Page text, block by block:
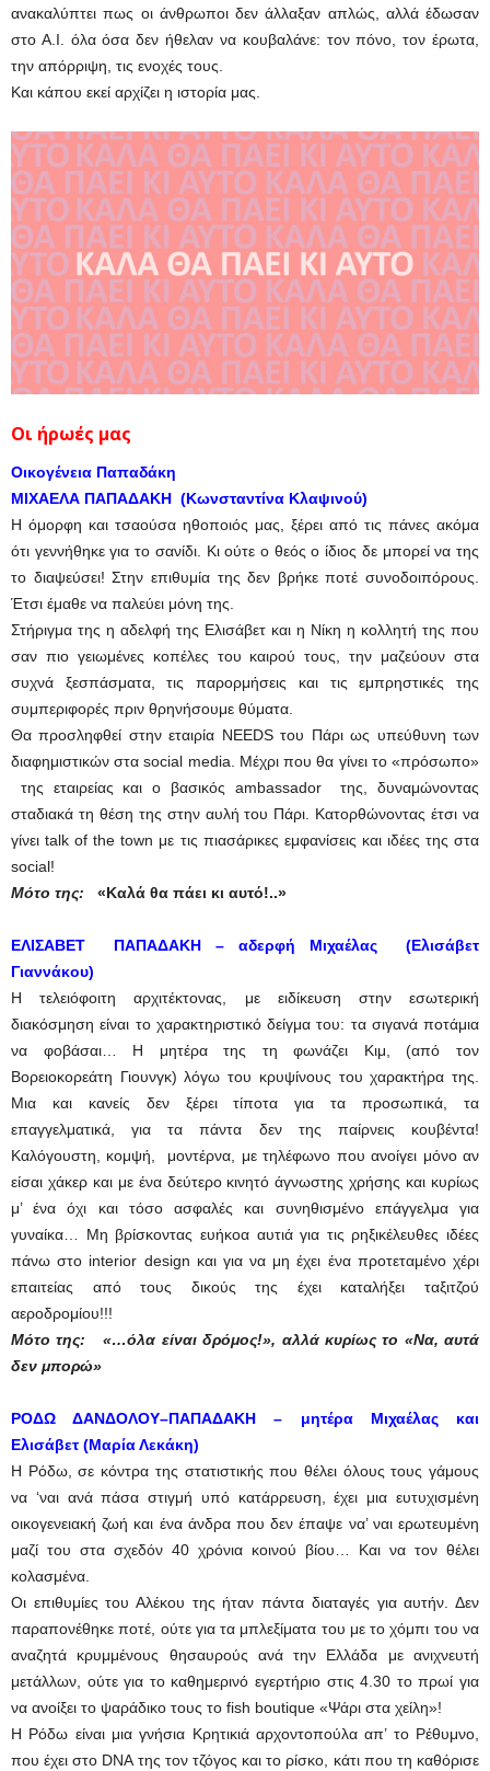
ανακαλύπτει πως οι άνθρωποι δεν άλλαξαν απλώς, αλλά έδωσαν
στο Α.Ι. όλα όσα δεν ήθελαν να κουβαλάνε: τον πόνο, τον έρωτα,
την απόρριψη, τις ενοχές τους.
Και κάπου εκεί αρχίζει η ιστορία μας.
Οι ήρωές μας
Οικογένεια Παπαδάκη
ΜΙΧΑΕΛΑ ΠΑΠΑΔΑΚΗ (Κωνσταντίνα Κλαψινού)
Η όμορφη και τσαούσα ηθοποιός μας, ξέρει από τις πάνες ακόμα
ότι γεννήθηκε για το σανίδι. Κι ούτε ο θεός ο ίδιος δε μπορεί να της
το διαψεύσει! Στην επιθυμία της δεν βρήκε ποτέ συνοδοιπόρους.
Έτσι έμαθε να παλεύει μόνη της.
Στήριγμα της η αδελφή της Ελισάβετ και η Νίκη η κολλητή της που
σαν πιο γειωμένες κοπέλες του καιρού τους, την μαζεύουν στα
συχνά ξεσπάσματα, τις παρορμήσεις και τις εμπρηστικές της
συμπεριφορές πριν θρηνήσουμε θύματα.
Θα προσληφθεί στην εταιρία NEEDS του Πάρι ως υπεύθυνη των
διαφημιστικών στα social media. Μέχρι που θα γίνει το «πρόσωπο»
της εταιρείας και ο βασικός ambassador της, δυναμώνοντας
σταδιακά τη θέση της στην αυλή του Πάρι. Κατορθώνοντας έτσι να
γίνει talk of the town με τις πιασάρικες εμφανίσεις και ιδέες της στα
social!
Μότο της: «Καλά θα πάει κι αυτό!..»
ΕΛΙΣΑΒΕΤ ΠΑΠΑΔΑΚΗ – αδερφή Μιχαέλας (Ελισάβετ
Γιαννάκου)
Η τελειόφοιτη αρχιτέκτονας, με ειδίκευση στην εσωτερική
διακόσμηση είναι το χαρακτηριστικό δείγμα του: τα σιγανά ποτάμια
να φοβάσαι… Η μητέρα της τη φωνάζει Κιμ, (από τον
Βορειοκορεάτη Γιουνγκ) λόγω του κρυψίνους του χαρακτήρα της.
Μια και κανείς δεν ξέρει τίποτα για τα προσωπικά, τα
επαγγελματικά, για τα πάντα δεν της παίρνεις κουβέντα!
Καλόγουστη, κομψή, μοντέρνα, με τηλέφωνο που ανοίγει μόνο αν
είσαι χάκερ και με ένα δεύτερο κινητό άγνωστης χρήσης και κυρίως
μ’ ένα όχι και τόσο ασφαλές και συνηθισμένο επάγγελμα για
γυναίκα… Μη βρίσκοντας ευήκοα αυτιά για τις ρηξικέλευθες ιδέες
πάνω στο interior design και για να μη έχει ένα προτεταμένο χέρι
επαιτείας από τους δικούς της έχει καταλήξει ταξιτζού
αεροδρομίου!!!
Μότο της: «…όλα είναι δρόμος!», αλλά κυρίως το «Να, αυτά
δεν μπορώ»
ΡΟΔΩ ΔΑΝΔΟΛΟΥ–ΠΑΠΑΔΑΚΗ – μητέρα Μιχαέλας και
Ελισάβετ (Μαρία Λεκάκη)
Η Ρόδω, σε κόντρα της στατιστικής που θέλει όλους τους γάμους
να ‘ναι ανά πάσα στιγμή υπό κατάρρευση, έχει μια ευτυχισμένη
οικογενειακή ζωή και ένα άνδρα που δεν έπαψε να’ ναι ερωτευμένη
μαζί του στα σχεδόν 40 χρόνια κοινού βίου… Και να τον θέλει
κολασμένα.
Οι επιθυμίες του Αλέκου της ήταν πάντα διαταγές για αυτήν. Δεν
παραπονέθηκε ποτέ, ούτε για τα μπλεξίματα του με το χόμπι του να
αναζητά κρυμμένους θησαυρούς ανά την Ελλάδα με ανιχνευτή
μετάλλων, ούτε για το καθημερινό εγερτήριο στις 4.30 το πρωί για
να ανοίξει το ψαράδικο τους το fish boutique «Ψάρι στα χείλη»!
Η Ρόδω είναι μια γνήσια Κρητικιά αρχοντοπούλα απ’ το Ρέθυμνο,
που έχει στο DNA της τον τζόγος και το ρίσκο, κάτι που τη καθόρισε